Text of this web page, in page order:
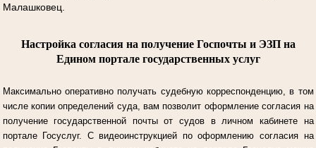
Малашковец.
Настройка согласия на получение Госпочты и ЭЗП на
Едином портале государственных услуг
Максимально оперативно получать судебную корреспонденцию, в том
числе копии определений суда, вам позволит оформление согласия на
получение государственной почты от судов в личном кабинете на
портале Госуслуг. С видеоинструкцией по оформлению согласия на